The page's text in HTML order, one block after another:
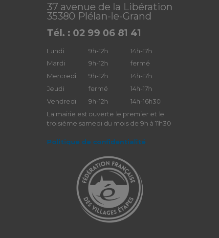
37 avenue de la Libération
35380 Plélan-le-Grand
Tél. : 02 99 06 81 41
Lundi 9h-12h
14h-17h
Mardi
9h-12h
fermé
Mercredi
9h-12h
14h-17h
Jeudi
fermé
14h-17h
Vendredi
9h-12h
14h-16h30
La mairie est ouverte le premier et le
troisième samedi du mois de 9h à 11h30
Politique de confidentialité